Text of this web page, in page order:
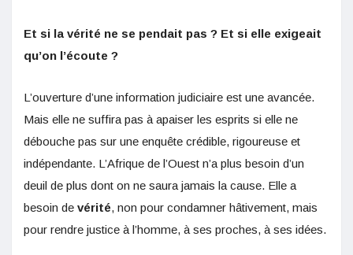
Et si la vérité ne se pendait pas ? Et si elle exigeait
qu’on l’écoute ?
L’ouverture d’une information judiciaire est une avancée.
Mais elle ne suffira pas à apaiser les esprits si elle ne
débouche pas sur une enquête crédible, rigoureuse et
indépendante. L’Afrique de l’Ouest n’a plus besoin d’un
deuil de plus dont on ne saura jamais la cause. Elle a
besoin de vérité, non pour condamner hâtivement, mais
pour rendre justice à l’homme, à ses proches, à ses idées.